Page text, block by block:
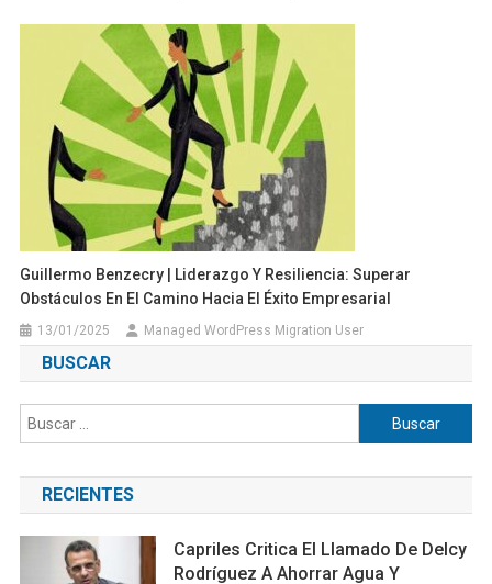
Guillermo Benzecry | Liderazgo Y Resiliencia: Superar
Obstáculos En El Camino Hacia El Éxito Empresarial
13/01/2025 Managed WordPress Migration User
BUSCAR
Buscar:
RECIENTES
Capriles Critica El Llamado De Delcy
Rodríguez A Ahorrar Agua Y